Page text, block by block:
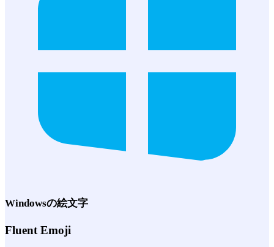
Windowsの絵文字
Fluent Emoji